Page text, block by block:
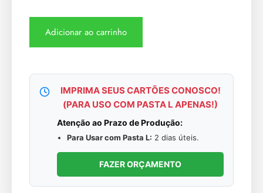
Adicionar ao carrinho
IMPRIMA SEUS CARTÕES CONOSCO!
(PARA USO COM PASTA L APENAS!)
Atenção ao Prazo de Produção:
Para Usar com Pasta L: 2 dias úteis.
FAZER ORÇAMENTO